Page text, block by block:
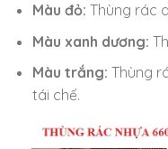
Màu đỏ: Thùng rác
Màu xanh dương:
Màu trắng: Thùng
tái chế.